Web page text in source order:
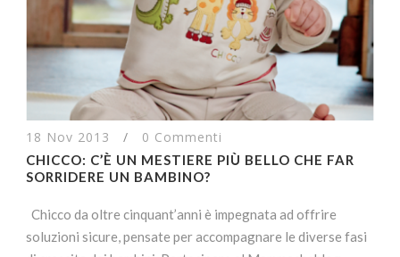
18 Nov 2013 / 0 Commenti
CHICCO: C’È UN MESTIERE PIÙ BELLO CHE FAR
SORRIDERE UN BAMBINO?
Chicco da oltre cinquant’anni è impegnata ad offrire
soluzioni sicure, pensate per accompagnare le diverse fasi